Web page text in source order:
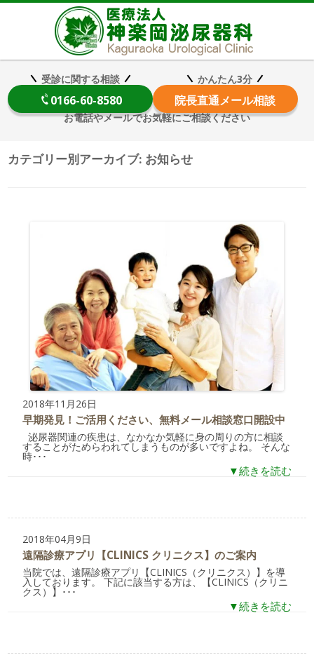
受診に関する相談
0166-60-8580
かんたん3分
院長直通メール相談
お電話やメールでお気軽にご相談ください
カテゴリー別アーカイブ: お知らせ
2018年11月26日
早期発見！ご活用ください、無料メール相談窓口開設中
泌尿器関連の疾患は、なかなか気軽に身の周りの方に相談
することがためらわれてしまうものが多いですよね。 そんな
時･･･
▼続きを読む
2018年04月9日
遠隔診療アプリ【CLINICS クリニクス】のご案内
当院では、遠隔診療アプリ【CLINICS（クリニクス）】を導
入しております。 下記に該当する方は、【CLINICS（クリニ
クス）】･･･
▼続きを読む